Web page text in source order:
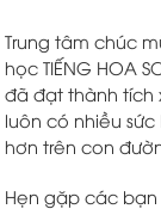
Trung tâm chúc
học TIẾNG HOA
đã đạt thành tích
luôn có nhiều
hơn trên con
Hẹn gặp các bạn